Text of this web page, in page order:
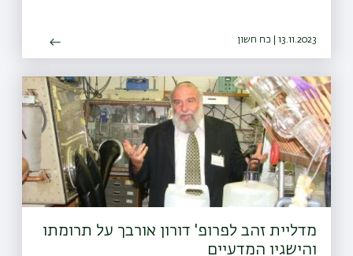
13.11.2023 | כח חשון
מדליית זהב לפרופ' דורון אורבך על תרומתו
והישגיו המדעיים